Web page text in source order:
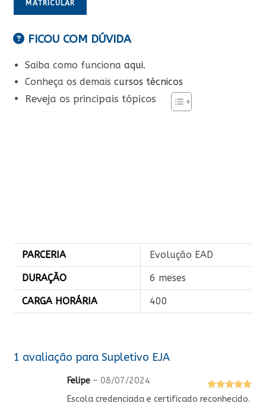
MATRICULAR
FICOU COM DÚVIDA
Saiba como funcionaaqui.
Conheça os demaiscursos técnicos
Reveja os principais tópicos
PARCERIA Evolução EAD
DURAÇÃO 6 meses
CARGA HORÁRIA 400
1 avaliação paraSupletivo EJA
Avaliação 5
Felipe – 08/07/2024
Escola credenciada e certificado reconhecido.